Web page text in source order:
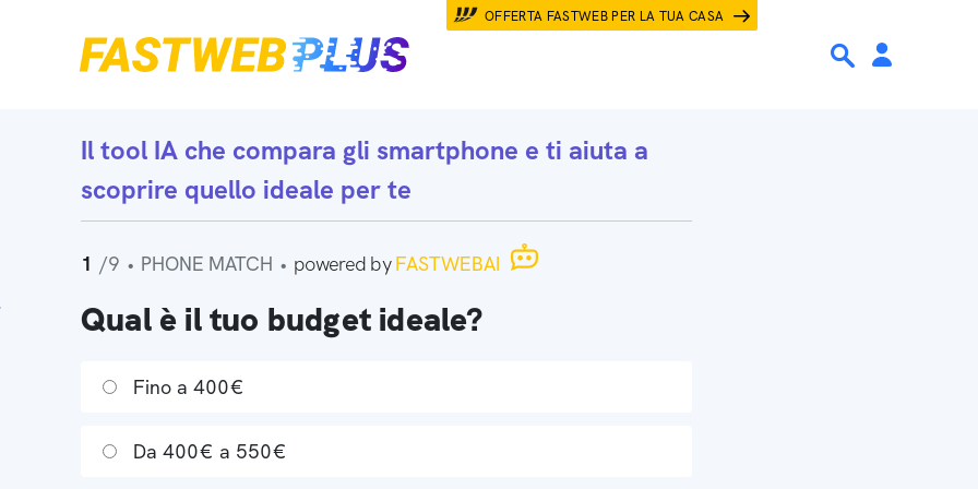
OFFERTA FASTWEB PER LA TUA CASA
Il tool IA che compara gli smartphone e ti aiuta a
scoprire quello ideale per te
1 /9 • PHONE MATCH • powered byFASTWEBAI
Qual è il tuo budget ideale?
Fino a 400€
Da 400€ a 550€